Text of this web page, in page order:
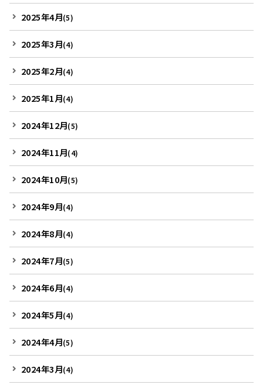
2025年4月(5)
2025年3月(4)
2025年2月(4)
2025年1月(4)
2024年12月(5)
2024年11月(4)
2024年10月(5)
2024年9月(4)
2024年8月(4)
2024年7月(5)
2024年6月(4)
2024年5月(4)
2024年4月(5)
2024年3月(4)